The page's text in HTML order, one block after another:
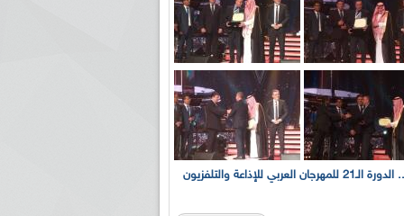
بالصور... الدورة الـ21 للمهرجان العربي للإذاعة والتلفزيون